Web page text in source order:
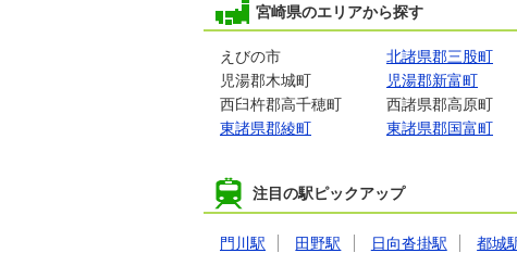
宮崎県のエリアから探す
えびの市 北諸県郡三股町
児湯郡木城町
児湯郡新富町
西臼杵郡高千穂町
西諸県郡高原町
東諸県郡綾町
東諸県郡国富町
注目の駅ピックアップ
門川駅 田野駅 日向沓掛駅 都城